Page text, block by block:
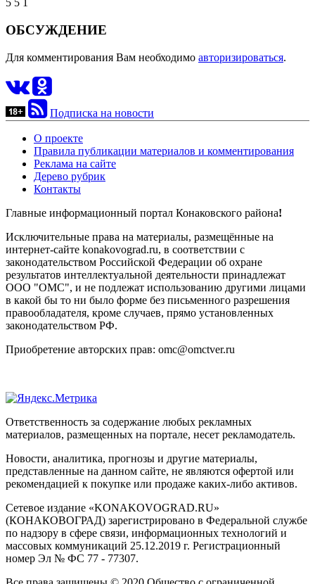
5 5 1
ОБСУЖДЕНИЕ
Для комментирования Вам необходимо авторизироваться.
Подписка на новости
О проекте
Правила публикации материалов и комментирования
Реклама на сайте
Дерево рубрик
Контакты
Главные информационный портал Конаковского района!
Исключительные права на материалы, размещённые на
интернет-сайте konakovograd.ru, в соответствии с
законодательством Российской Федерации об охране
результатов интеллектуальной деятельности принадлежат
ООО "ОМС", и не подлежат использованию другими лицами
в какой бы то ни было форме без письменного разрешения
правообладателя, кроме случаев, прямо установленных
законодательством РФ.
Приобретение авторских прав: omc@omctver.ru
Ответственность за содержание любых рекламных
материалов, размещенных на портале, несет рекламодатель.
Новости, аналитика, прогнозы и другие материалы,
представленные на данном сайте, не являются офертой или
рекомендацией к покупке или продаже каких-либо активов.
Сетевое издание «KONAKOVOGRAD.RU»
(КОНАКОВОГРАД) зарегистрировано в Федеральной службе
по надзору в сфере связи, информационных технологий и
массовых коммуникаций 25.12.2019 г. Регистрационный
номер Эл № ФС 77 - 77307.